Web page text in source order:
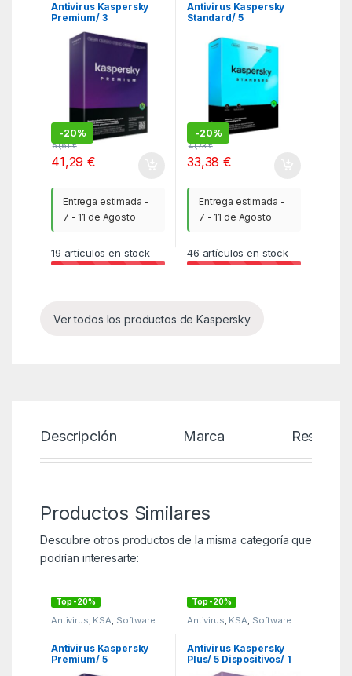
Antivirus Kaspersky
Premium/ 3
Dispositivos/ 1 Año
-20%
51,61€
41,29€
Entrega estimada -
7 - 11 de Agosto
19 artículos en stock
Antivirus Kaspersky
Standard/ 5
-20%
41,73€
33,38€
Entrega estimada -
7 - 11 de Agosto
46 artículos en stock
Ver todos los productos de Kaspersky
Descripción Marca Reseñas
Productos Similares
Descubre otros productos de la misma categoría que
podrían interesarte:
Top -20%
Antivirus, KSA, Software
Antivirus Kaspersky
Premium/ 5
Top -20%
Antivirus, KSA, Software
Antivirus Kaspersky
Plus/ 5 Dispositivos/ 1